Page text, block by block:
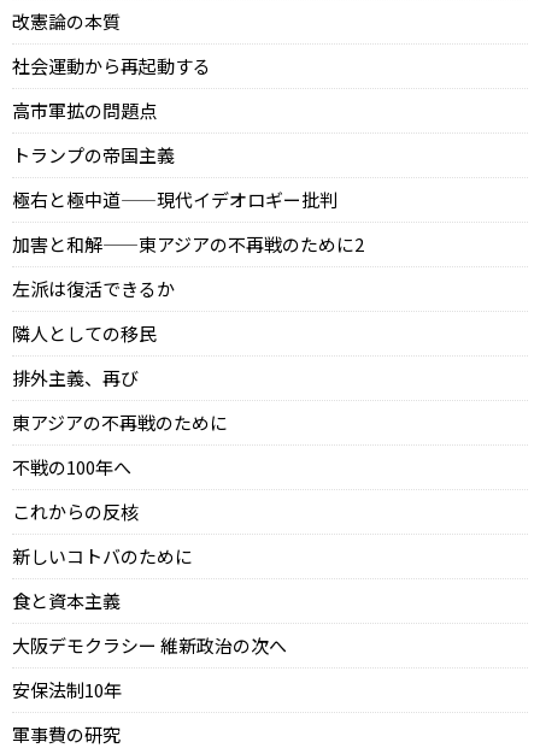
改憲論の本質
社会運動から再起動する
高市軍拡の問題点
トランプの帝国主義
極右と極中道——現代イデオロギー批判
加害と和解——東アジアの不再戦のために2
左派は復活できるか
隣人としての移民
排外主義、再び
東アジアの不再戦のために
不戦の100年へ
これからの反核
新しいコトバのために
食と資本主義
大阪デモクラシー 維新政治の次へ
安保法制10年
軍事費の研究